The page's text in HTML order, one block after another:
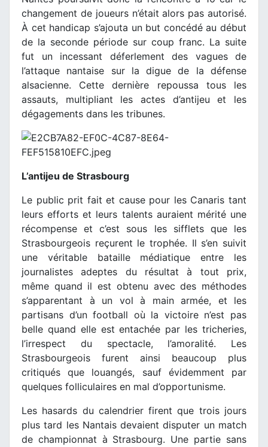
changement de joueurs n’était alors pas autorisé.
À cet handicap s’ajouta un but concédé au début
de la seconde période sur coup franc. La suite
fut un incessant déferlement des vagues de
l’attaque nantaise sur la digue de la défense
alsacienne. Cette dernière repoussa tous les
assauts, multipliant les actes d’antijeu et les
dégagements dans les tribunes.
L’antijeu de Strasbourg
Le public prit fait et cause pour les Canaris tant
leurs efforts et leurs talents auraient mérité une
récompense et c’est sous les sifflets que les
Strasbourgeois reçurent le trophée. Il s’en suivit
une véritable bataille médiatique entre les
journalistes adeptes du résultat à tout prix,
même quand il est obtenu avec des méthodes
s’apparentant à un vol à main armée, et les
partisans d’un football où la victoire n’est pas
belle quand elle est entachée par les tricheries,
l’irrespect du spectacle, l’amoralité. Les
Strasbourgeois furent ainsi beaucoup plus
critiqués que louangés, sauf évidemment par
quelques folliculaires en mal d’opportunisme.
Les hasards du calendrier firent que trois jours
plus tard les Nantais devaient disputer un match
de championnat à Strasbourg. Une partie sans